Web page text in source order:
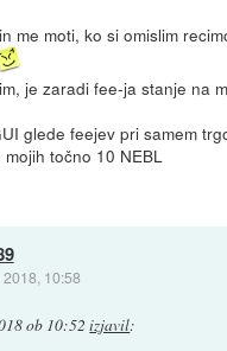
me moti, ko si omislim
je zaradi fee-ja stanje na
glede feejev pri samem
točno 10 NEBL
2018, 10:58
ob 10:52 izjavil: